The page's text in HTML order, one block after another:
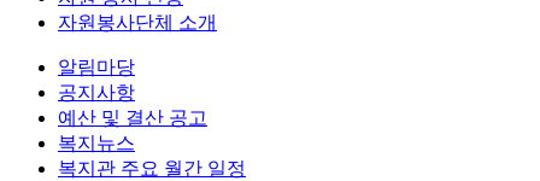
자원봉사단체 소개
알림마당
공지사항
예산 및 결산 공고
복지뉴스
복지관 주요 월간 일정